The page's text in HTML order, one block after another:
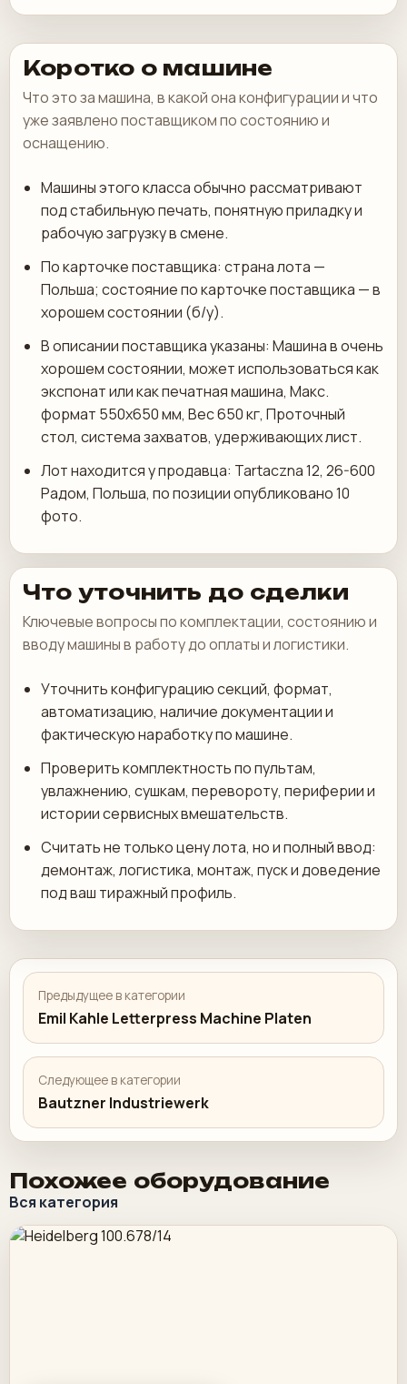
Коротко о машине
Что это за машина, в какой она конфигурации и что
уже заявлено поставщиком по состоянию и
оснащению.
Машины этого класса обычно рассматривают
под стабильную печать, понятную приладку и
рабочую загрузку в смене.
По карточке поставщика: страна лота —
Польша; состояние по карточке поставщика — в
хорошем состоянии (б/у).
В описании поставщика указаны: Машина в очень
хорошем состоянии, может использоваться как
экспонат или как печатная машина, Макс.
формат 550х650 мм, Вес 650 кг, Проточный
стол, система захватов, удерживающих лист.
Лот находится у продавца: Tartaczna 12, 26-600
Радом, Польша, по позиции опубликовано 10
фото.
Что уточнить до сделки
Ключевые вопросы по комплектации, состоянию и
вводу машины в работу до оплаты и логистики.
Уточнить конфигурацию секций, формат,
автоматизацию, наличие документации и
фактическую наработку по машине.
Проверить комплектность по пультам,
увлажнению, сушкам, перевороту, периферии и
истории сервисных вмешательств.
Считать не только цену лота, но и полный ввод:
демонтаж, логистика, монтаж, пуск и доведение
под ваш тиражный профиль.
Предыдущее в категории
Emil Kahle Letterpress Machine Platen
Следующее в категории
Bautzner Industriewerk
Похожее оборудование
Вся категория